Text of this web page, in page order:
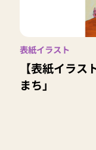
表紙イラスト
【表紙イラ
まち」